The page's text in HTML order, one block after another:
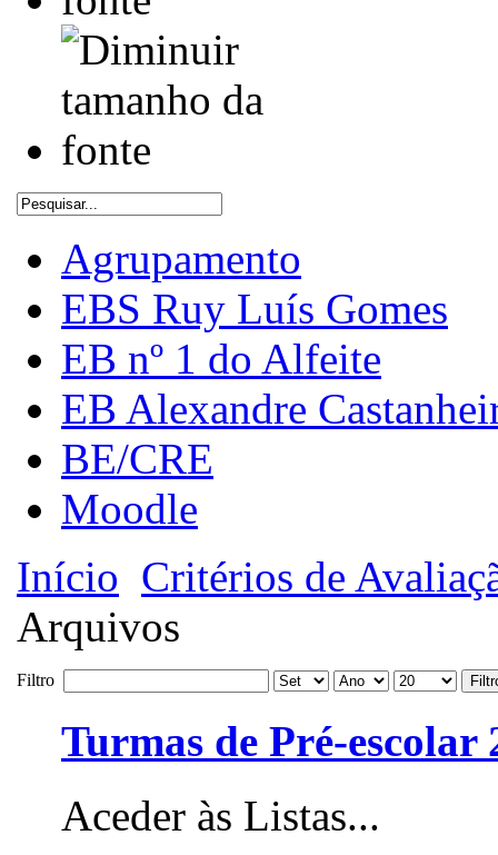
Agrupamento
EBS Ruy Luís Gomes
EB nº 1 do Alfeite
EB Alexandre
BE/CRE
Moodle
Início Critérios de
Arquivos
Filtro
Turmas de Pré-escolar
Aceder às Listas...